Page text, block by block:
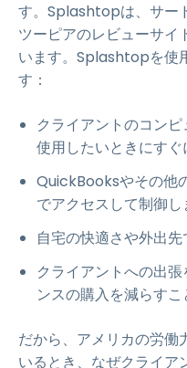
す。Splashtopは、サー
ツーピアのレビューサイ
います。Splashtopを使
す：
クライアントのコンピ
使用したいときにす
QuickBooksやその他
でアクセスして制御し
自宅の快適さや外出
クライアントへの出
ンスの購入を減らす
だから、アメリカの労働
いるとき、なぜクライア